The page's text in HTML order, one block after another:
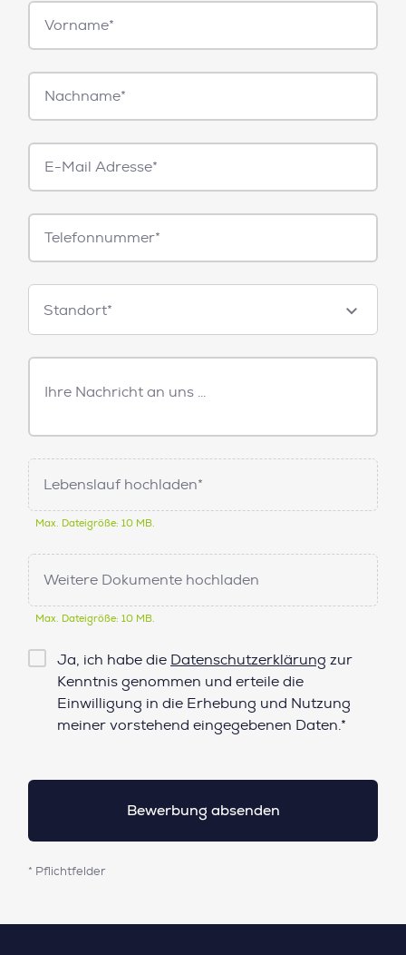
Vorname*
Nachname*
E-
Mail*
Telefonnummer
Standorte
Standort*
Freitext
Nachricht
Lebenslauf hochladen*
Max. Dateigröße: 10 MB.
Weitere Dokumente hochladen
Max. Dateigröße: 10 MB.
Checkbox
Datenschutz*
Ja, ich habe die Datenschutzerklärung zur
Kenntnis genommen und erteile die
Einwilligung in die Erhebung und Nutzung
meiner vorstehend eingegebenen Daten.*
* Pflichtfelder